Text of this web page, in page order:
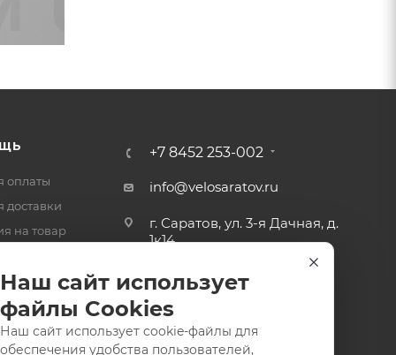
оплаты
доставки
на товар
+7 8452 253-002
info@velosaratov.ru
г. Саратов, ул. 3-я Дачная, д.
1к14
Наш сайт использует
файлы Cookies
Наш сайт использует cookie-файлы для
обеспечения удобства пользователей,